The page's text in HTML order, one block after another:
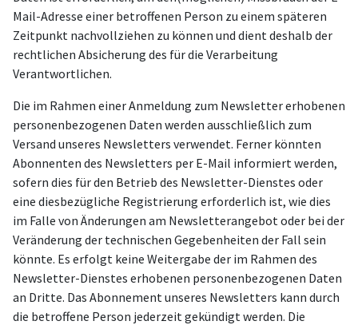
Mail-Adresse einer betroffenen Person zu einem späteren
Zeitpunkt nachvollziehen zu können und dient deshalb der
rechtlichen Absicherung des für die Verarbeitung
Verantwortlichen.
Die im Rahmen einer Anmeldung zum Newsletter erhobenen
personenbezogenen Daten werden ausschließlich zum
Versand unseres Newsletters verwendet. Ferner könnten
Abonnenten des Newsletters per E-Mail informiert werden,
sofern dies für den Betrieb des Newsletter-Dienstes oder
eine diesbezügliche Registrierung erforderlich ist, wie dies
im Falle von Änderungen am Newsletterangebot oder bei der
Veränderung der technischen Gegebenheiten der Fall sein
könnte. Es erfolgt keine Weitergabe der im Rahmen des
Newsletter-Dienstes erhobenen personenbezogenen Daten
an Dritte. Das Abonnement unseres Newsletters kann durch
die betroffene Person jederzeit gekündigt werden. Die